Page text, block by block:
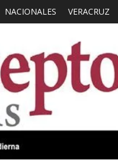
con Sentido Comun
NACIONALES VERACRUZ